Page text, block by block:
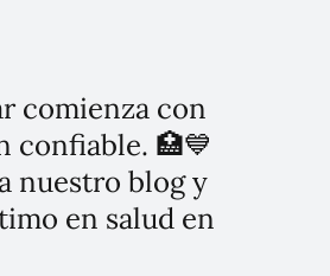
comienza con
confiable. 🏥💙
nuestro blog y
en salud en